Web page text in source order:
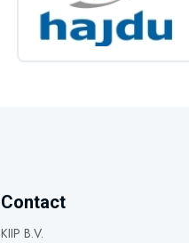
Contact
KIIP B.V.